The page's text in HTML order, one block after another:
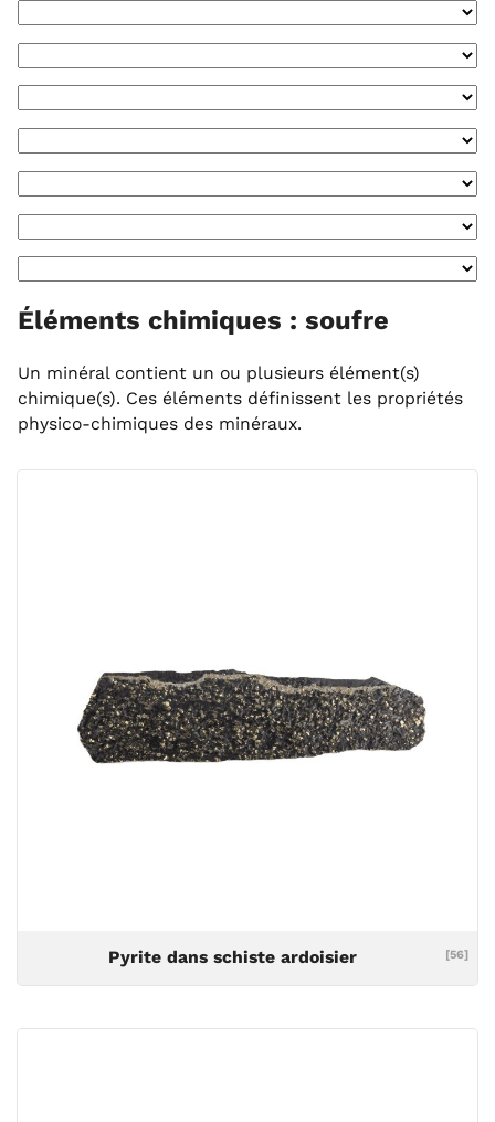
Éléments chimiques : soufre
Un minéral contient un ou plusieurs élément(s)
chimique(s). Ces éléments définissent les propriétés
physico-chimiques des minéraux.
[56]
Pyrite dans schiste ardoisier